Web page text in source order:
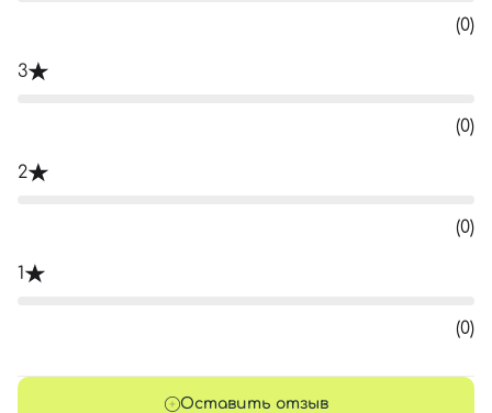
(0)
3
(0)
2
(0)
1
(0)
Оставить отзыв